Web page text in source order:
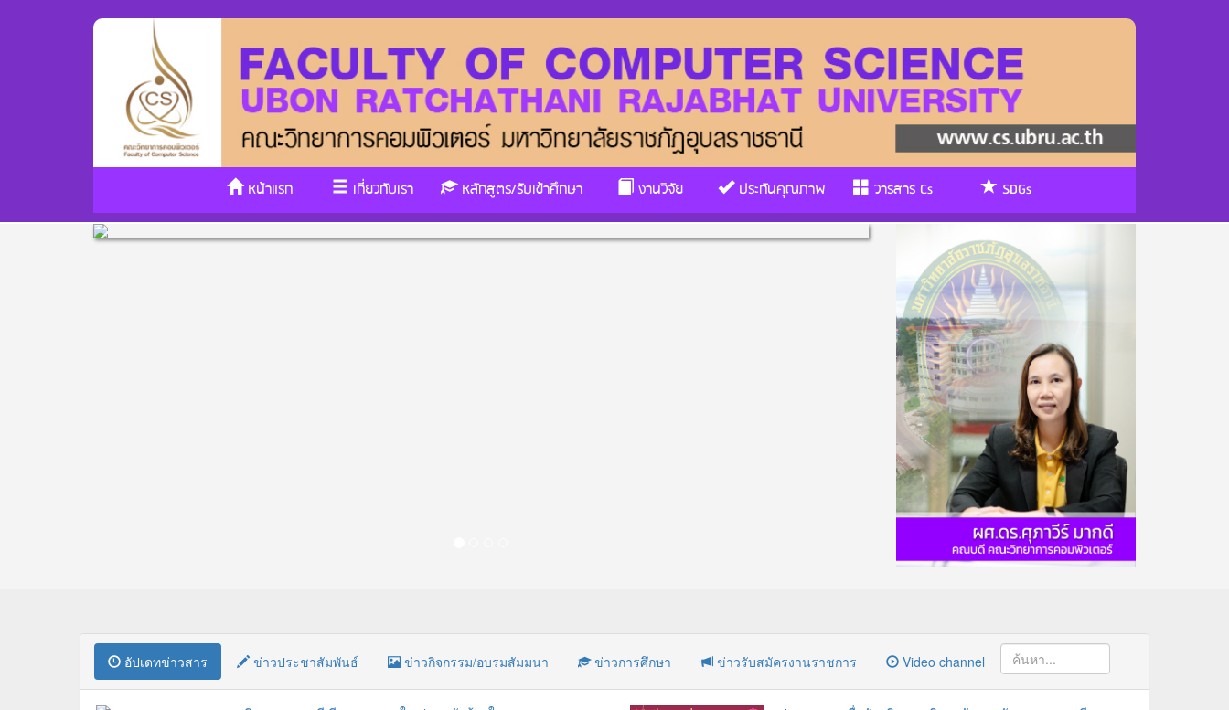
หน้าแรก เกี่ยวกับเรา หลักสูตร/รับเข้าศึกษา งานวิจัย ประกันคุณภาพ วารสาร Cs SDGs
อัปเดทข่าวสาร ข่าวประชาสัมพันธ์ ข่าวกิจกรรม/อบรมสัมมนา ข่าวการศึกษา ข่าวรับสมัครงานราชการ Video channel